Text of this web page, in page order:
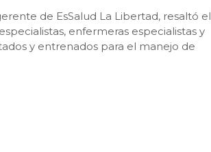
de EsSalud La Libertad, resaltó el
enfermeras especialistas y
y entrenados para el manejo de